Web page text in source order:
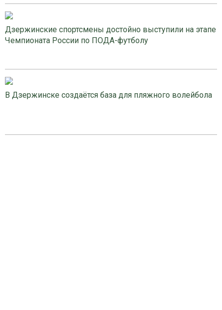
Дзержинские спортсмены достойно выступили на этапе
Чемпионата России по ПОДА-футболу
В Дзержинске создаётся база для пляжного волейбола